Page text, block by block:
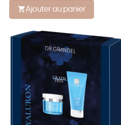
Ajouter au panier